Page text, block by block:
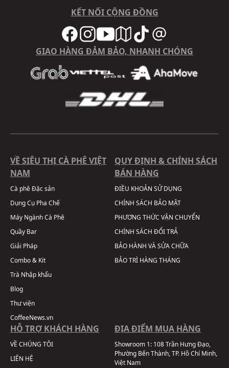
KẾT NỐI CỘNG ĐỒNG
GIAO HÀNG ĐẢM BẢO, NHANH CHÓNG
VỀ SIÊU THỊ CÀ PHÊ VIỆT
NAM
Cà phê Đặc sản
Dụng Cụ Pha Chế
Máy Ngành Cà Phê
Quầy Bar
Giải Pháp
Combo & Kit
Trà Nhập khẩu
Blog
Thư viện
CoffeeNews.vn
QUY ĐỊNH & CHÍNH SÁCH
BÁN HÀNG
ĐIỀU KHOẢN SỬ DỤNG
CHÍNH SÁCH BẢO MẬT
PHƯƠNG THỨC VẬN CHUYỂN
CHÍNH SÁCH ĐỔI TRẢ
BẢO HÀNH VÀ SỬA CHỮA
BẢO TRÌ HÀNG THÁNG
HỖ TRỢ KHÁCH HÀNG
VỀ CHÚNG TÔI
LIÊN HỆ
ĐỊA ĐIỂM MUA HÀNG
Showroom 1: 108 Trần Hưng Đạo,
Phường Bến Thành, TP. Hồ Chí Minh,
Việt Nam